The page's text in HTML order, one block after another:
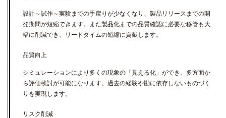
設計～試作～実験までの手戻りが少なくなり、製品リリースまでの開
発期間が短縮できます。また製品化までの品質確認に必要な移管も大
幅に削減でき、リードタイムの短縮に貢献します。
品質向上
シミュレーションにより多くの現象の「見える化」ができ、多方面か
ら評価検討が可能になります。過去の経験や勘に依存しないものづく
りを実現します。
リスク削減